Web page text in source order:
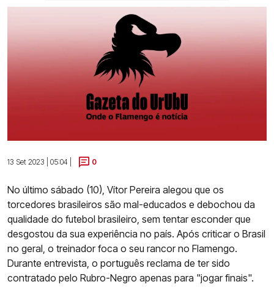
13 Set 2023 | 05:04 | 0
No último sábado (10), Vítor Pereira alegou que os
torcedores brasileiros são mal-educados e debochou da
qualidade do futebol brasileiro, sem tentar esconder que
desgostou da sua experiência no país. Após criticar o Brasil
no geral, o treinador foca o seu rancor no Flamengo.
Durante entrevista, o português reclama de ter sido
contratado pelo Rubro-Negro apenas para "jogar finais".